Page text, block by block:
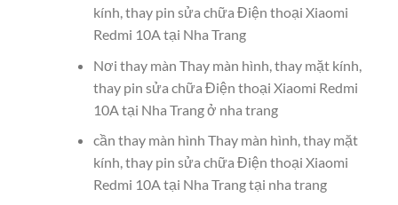
kính, thay pin sửa chữa Điện thoại Xiaomi
Redmi 10A tại Nha Trang
Nơi thay màn Thay màn hình, thay mặt kính,
thay pin sửa chữa Điện thoại Xiaomi Redmi
10A tại Nha Trang ở nha trang
cần thay màn hình Thay màn hình, thay mặt
kính, thay pin sửa chữa Điện thoại Xiaomi
Redmi 10A tại Nha Trang tại nha trang